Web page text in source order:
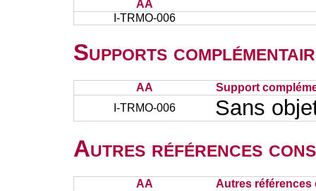
AA
I-TRMO-006
Supports
AA
Support
I-TRMO-006
Sans
Autres références
AA Autres références